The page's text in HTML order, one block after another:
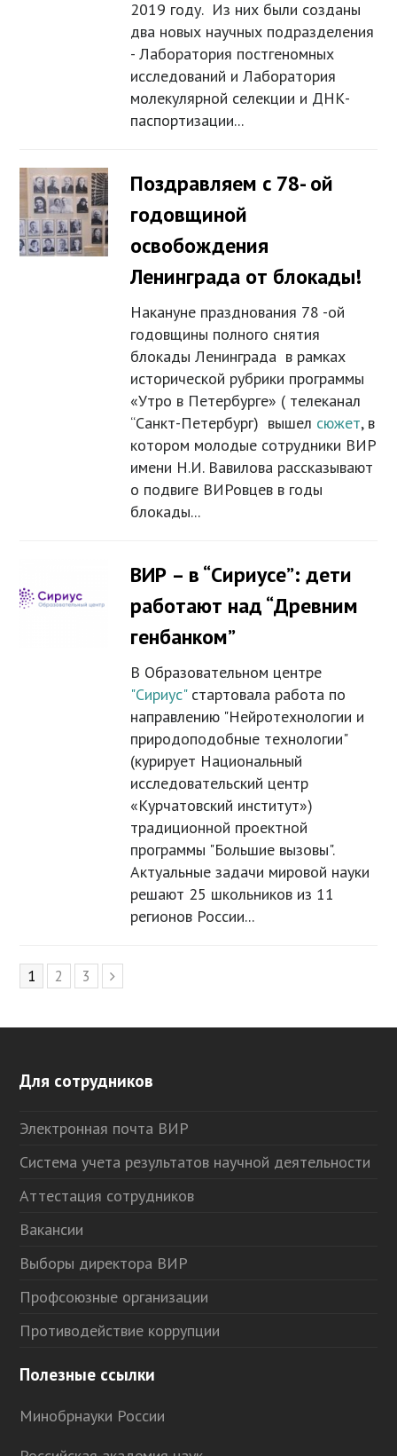
2019 году. Из них были созданы
два новых научных подразделения
- Лаборатория постгеномных
исследований и Лаборатория
молекулярной селекции и ДНК-
паспортизации...
Поздравляем с 78- ой
годовщиной
освобождения
Ленинграда от блокады!
Накануне празднования 78 -ой
годовщины полного снятия
блокады Ленинграда в рамках
исторической рубрики программы
«Утро в Петербурге» ( телеканал
“Санкт-Петербург) вышел сюжет, в
котором молодые сотрудники ВИР
имени Н.И. Вавилова рассказывают
о подвиге ВИРовцев в годы
блокады...
ВИР – в “Сириусе”: дети
работают над “Древним
генбанком”
В Образовательном центре
"Сириус"стартовала работа по
направлению "Нейротехнологии и
природоподобные технологии"
(курирует Национальный
исследовательский центр
«Курчатовский институт»)
традиционной проектной
программы "Большие вызовы".
Актуальные задачи мировой науки
решают 25 школьников из 11
регионов России...
Page
1 Page
2 Page
3
Для сотрудников
Электронная почта ВИР
Система учета результатов научной деятельности
Аттестация сотрудников
Вакансии
Выборы директора ВИР
Профсоюзные организации
Противодействие коррупции
Полезные ссылки
Минобрнауки России